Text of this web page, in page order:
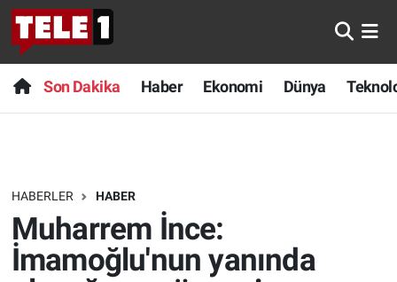
Son Dakika Haber Ekonomi Dünya
HABERLER HABER
Muharrem İnce:
İmamoğlu'nun yanında
Anında Manşet
Başka Sohbetler
Bilim turu
Bilim ve Teknoloji Evreni
Son Dakika
Haber
Dünya
Teknoloji
Nöbetçi Eczaneler
Hava Durumu
Trafik Durumu
Süper Lig Puan Durumu ve Fikstür